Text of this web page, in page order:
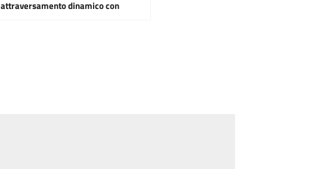
attraversamento dinamico con